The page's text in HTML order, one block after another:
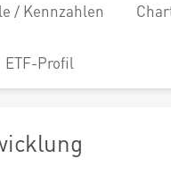
/ Kennzahlen
ETF-Profil